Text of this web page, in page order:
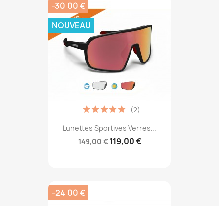
Lunettes Sportives Verres...
149,00 € 119,00 €
(2)
-30,00 €
NOUVEAU
-24,00 €